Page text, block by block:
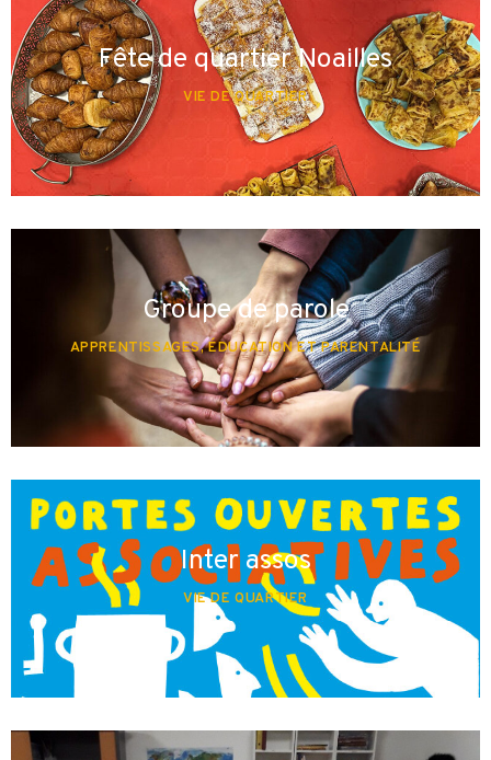
Fête de quartier Noailles
VIE DE QUARTIER
Groupe de parole
APPRENTISSAGES, ÉDUCATION ET PARENTALITÉ
Inter assos
VIE DE QUARTIER